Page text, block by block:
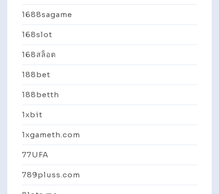
1688sagame
168slot
168สล็อต
188bet
188betth
1xbit
1xgameth.com
77UFA
789pluss.com